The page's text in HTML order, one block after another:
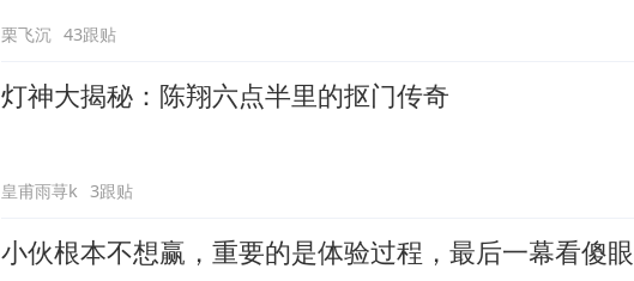
栗飞沉 43跟贴
灯神大揭秘：陈翔六点半里的抠门传奇
皇甫雨荨k 3跟贴
小伙根本不想赢，重要的是体验过程，最后一幕看傻眼